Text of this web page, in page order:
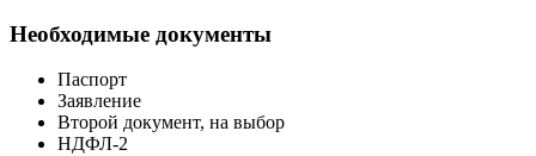
Необходимые документы
Паспорт
Заявление
Второй документ, на выбор
НДФЛ-2